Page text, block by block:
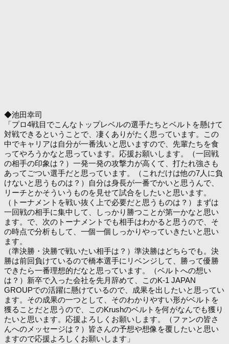
◆池田幸司
「プロ4戦目でこんなトップレベルの選手たちとベルトを懸けて
対戦できるということで、凄くありがたく思っています。この
中でキャリアは自分が一番浅いと思いますので、先輩たちを食
ってやろうかなと思っています。応援お願いします。（一回戦
の相手の印象は？）一発一発の攻撃力が高くて、打たれ強さも
あってごつい選手だと思っています。（これだけは他の7人に負
けないと思うものは？）自分は身長が一番でかいと思うんで、
リーチとかそういうものを見せて試合をしたいと思います。
（トーナメントを戦い抜く上で必要だと思うものは？）まずは
一回戦の相手に集中して、しっかり勝つことが第一かなと思い
ます。で、次のトーナメントでも相手はわかると思うので、そ
の時点で分析もして、一個一個しっかりやっていきたいと思い
ます。
（準決勝・決勝で戦いたい相手は？）準決勝はどちらでも。決
勝は前回負けているので橋本選手にリベンジして、勝って優勝
できたら一番理想的だなと思っています。（ベルトへの想い
は？）新卒で入った会社を先月辞めて、このK-1 JAPAN
GROUPでの活躍に懸けているので、成果を出したいと思ってい
ます。その成果の一つとして、そのわかりやすい形がベルトを
獲ることだと思うので、このKrushのベルトを何がなんでも獲り
たいと思います。応援よろしくお願いします。（ファンの皆さ
んへのメッセージは？）皆さんの予想や想像を覆したいと思い
ますので応援よろしくお願いします」